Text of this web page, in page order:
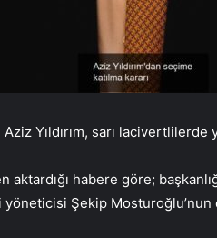
Aziz Yıldırım, sarı
aktardığı habere göre;
yöneticisi Şekip